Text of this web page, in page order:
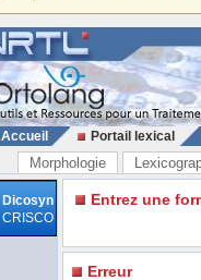
Accueil Portail lexical
Morphologie
Dicosyn
CRISCO
Entrez une
Erreur